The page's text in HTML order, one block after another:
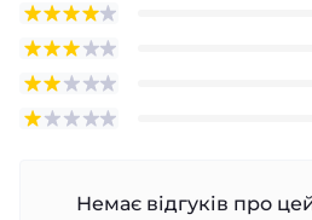
Немає відгуків про